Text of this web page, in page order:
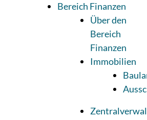
Bereich Finanzen
Über den
Bereich
Finanzen
Immobilien